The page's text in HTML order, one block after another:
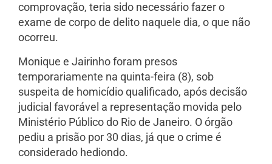
comprovação, teria sido necessário fazer o
exame de corpo de delito naquele dia, o que não
ocorreu.
Monique e Jairinho foram presos
temporariamente na quinta-feira (8), sob
suspeita de homicídio qualificado, após decisão
judicial favorável a representação movida pelo
Ministério Público do Rio de Janeiro. O órgão
pediu a prisão por 30 dias, já que o crime é
considerado hediondo.